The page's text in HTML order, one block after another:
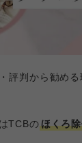
評判から勧め
TCBのほくろ